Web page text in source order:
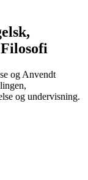
og Anvendt
og undervisning.